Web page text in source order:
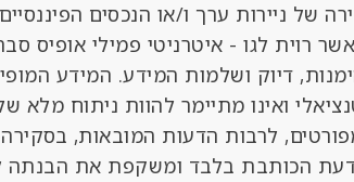
של ניירות ערך ו/או הנכסים
רוית לגו - איטרניטי פמילי אופיס
דיוק ושלמות המידע. המידע
ואינו מתיימר להוות ניתוח מלא
לרבות הדעות המובאות,
הכותבת בלבד ומשקפת את הבנתה